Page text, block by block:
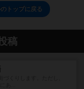
トップに戻る
稿